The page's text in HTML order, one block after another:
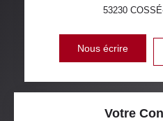
53230
Nous écrire
Votre